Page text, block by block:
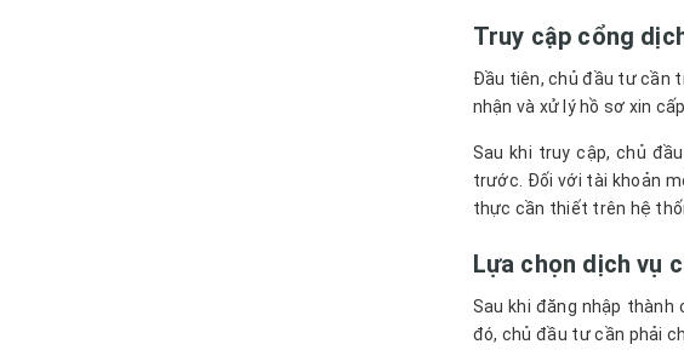
Truy cập cổng
Đầu tiên, chủ đầu tư cần
nhận và xử lý hồ sơ xin
Sau khi truy cập, chủ
trước. Đối với tài khoản
thực cần thiết trên hệ
Lựa chọn dịch vụ
Sau khi đăng nhập thành
đó, chủ đầu tư cần phải